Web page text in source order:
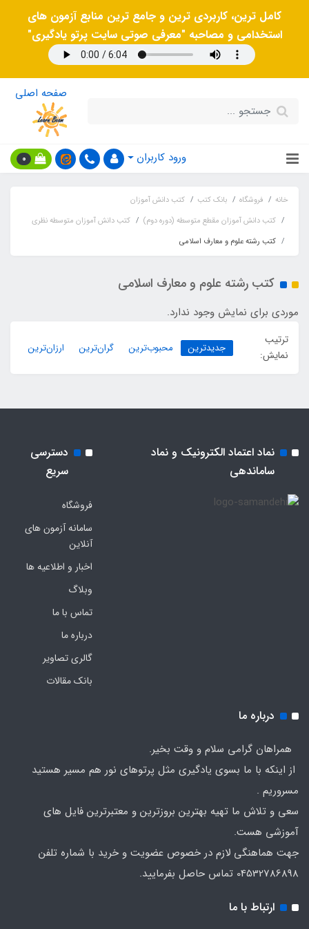
کامل ترین، کاربردی ترین و جامع ترین منابع آزمون های
استخدامی و مصاحبه "معرفی صوتی سایت پرتو یادگیری"
صفحه اصلی
ورود کاربران 0
خانه فروشگاه بانک کتب
کتب دانش آموزان
کتب دانش آموزان مقطع متوسطه (دوره دوم)
کتب دانش آموزان متوسطه نظری
کتب رشته علوم و معارف اسلامی
کتب رشته علوم و معارف اسلامی
موردی برای نمایش وجود ندارد.
ترتیب
نمایش:
جدیدترین محبوب‌ترین گران‌ترین ارزان‌ترین
نماد اعتماد الکترونیک و نماد
ساماندهی
دسترسی
سریع
فروشگاه
سامانه آزمون های
آنلاین
اخبار و اطلاعیه ها
وبلاگ
تماس با ما
درباره ما
گالری تصاویر
بانک مقالات
درباره ما
همراهان گرامی سلام و وقت بخیر.
از اینکه با ما بسوی یادگیری مثل پرتوهای نور هم مسیر هستید
مسروریم .
سعی و تلاش ما تهیه بهترین بروزترین و معتبرترین فایل های
آموزشی هست.
جهت هماهنگی لازم در خصوص عضویت و خرید با شماره تلفن
04532786898 تماس حاصل بفرمایید.
ارتباط با ما